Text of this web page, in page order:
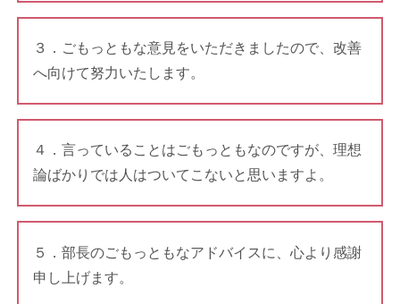
３．ごもっともな意見をいただきましたので、改善
へ向けて努力いたします。
４．言っていることはごもっともなのですが、理想
論ばかりでは人はついてこないと思いますよ。
５．部長のごもっともなアドバイスに、心より感謝
申し上げます。